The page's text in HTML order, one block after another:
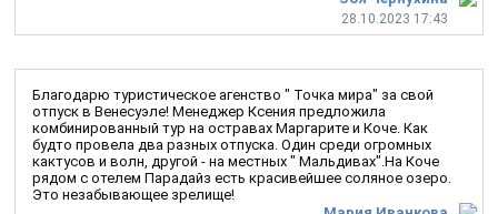
28.10.2023 17:43
Благодарю туристическое агенство " Точка мира" за свой
отпуск в Венесуэле! Менеджер Ксения предложила
комбинированный тур на остравах Маргарите и Коче. Как
будто провела два разных отпуска. Один среди огромных
кактусов и волн, другой - на местных " Мальдивах".На Коче
рядом с отелем Парадайз есть красивейшее соляное озеро.
Это незабывающее зрелище!